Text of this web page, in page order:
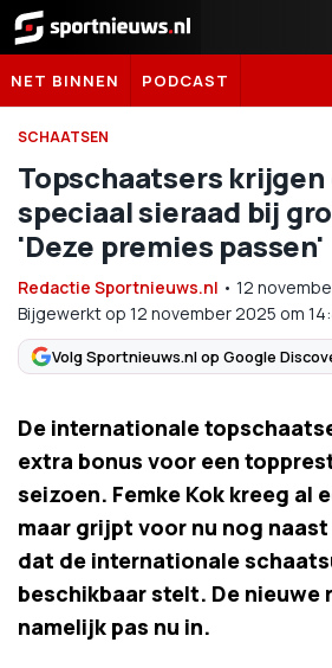
Sportnieuws.nl
NET BINNEN PODCAST
SCHAATSEN
Topschaatsers
speciaal sieraad bij
'Deze premies passen'
Redactie Sportnieuws.nl • 12
Bijgewerkt op 12 november 2025 om
Volg Sportnieuws.nl op Google
De internationale
extra bonus voor een
seizoen. Femke Kok kreeg al
maar grijpt voor nu nog
dat de internationale
beschikbaar stelt. De nieuwe
namelijk pas nu in.